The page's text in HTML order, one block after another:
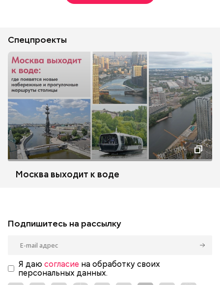
Спецпроекты
Москва выходит к воде
Подпишитесь на рассылку
Я даю согласие на обработку своих
персональных данных.